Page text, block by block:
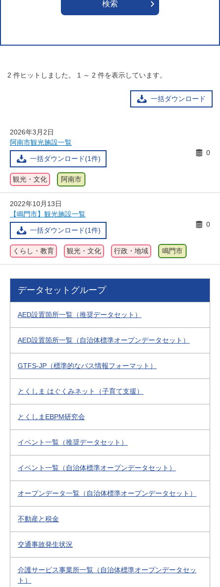
2 件ヒットしました。 1 ～ 2 件を表示しています。
一括ダウンロード
2026年3月2日
阿南市観光施設一覧
一括ダウンロード(1件)
0
観光・文化 阿南市
2022年10月13日
【鳴門市】観光施設一覧
一括ダウンロード(1件)
0
くらし・教育 観光・文化 行政・地域 鳴門市
データセットグループ
AED設置箇所一覧（推奨データセット）
AED設置箇所一覧（自治体標準オープンデータセット）
GTFS-JP（標準的なバス情報フォーマット）
とくしま はぐくみネット（子育て支援）
とくしまEBPM研究会
イベント一覧（推奨データセット）
イベント一覧（自治体標準オープンデータセット）
オープンデータ一覧（自治体標準オープンデータセット）
不動産と税金
交通事故発生状況
介護サービス事業所一覧（自治体標準オープンデータセッ
ト）